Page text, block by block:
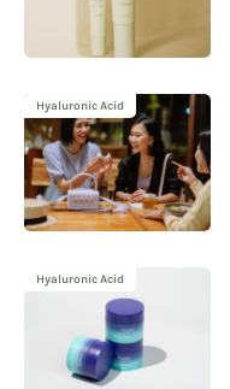
Hyaluronic Acid
Hyaluronic Acid